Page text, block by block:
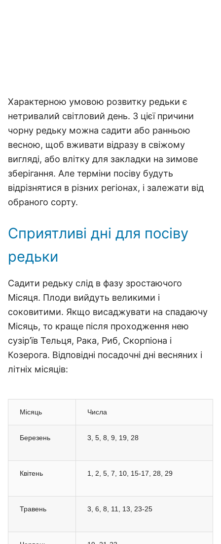
Характерною умовою розвитку редьки є
нетривалий світловий день. З цієї причини
чорну редьку можна садити або ранньою
весною, щоб вживати відразу в свіжому
вигляді, або влітку для закладки на зимове
зберігання. Але терміни посіву будуть
відрізнятися в різних регіонах, і залежати від
обраного сорту.
Сприятливі дні для посіву
редьки
Садити редьку слід в фазу зростаючого
Місяця. Плоди вийдуть великими і
соковитими. Якщо висаджувати на спадаючу
Місяць, то краще після проходження нею
сузір’їв Тельця, Рака, Риб, Скорпіона і
Козерога. Відповідні посадочні дні весняних і
літніх місяців:
Місяць Числа
Березень 3, 5, 8, 9, 19, 28
Квітень 1, 2, 5, 7, 10, 15-17, 28, 29
Травень 3, 6, 8, 11, 13, 23-25